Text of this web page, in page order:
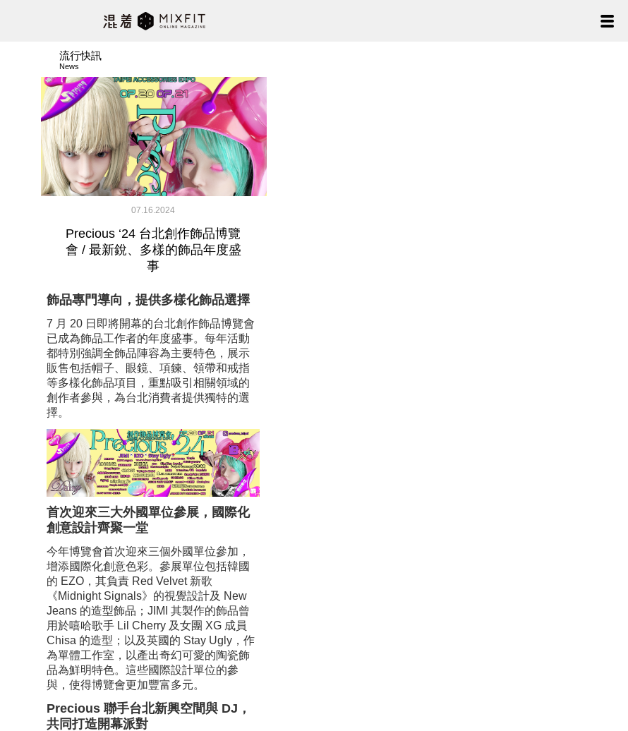
流行快訊
News
07.16.2024
Precious ‘24 台北創作飾品博覽
會 / 最新銳、多樣的飾品年度盛
事
飾品專門導向，提供多樣化飾品選擇
7 月 20 日即將開幕的台北創作飾品博覽會
已成為飾品工作者的年度盛事。每年活動
都特別強調全飾品陣容為主要特色，展示
販售包括帽子、眼鏡、項鍊、領帶和戒指
等多樣化飾品項目，重點吸引相關領域的
創作者參與，為台北消費者提供獨特的選
擇。
首次迎來三大外國單位參展，國際化
創意設計齊聚一堂
今年博覽會首次迎來三個外國單位參加，
增添國際化創意色彩。參展單位包括韓國
的 EZO，其負責 Red Velvet 新歌
《Midnight Signals》的視覺設計及 New
Jeans 的造型飾品；JIMI 其製作的飾品曾
用於嘻哈歌手 Lil Cherry 及女團 XG 成員
Chisa 的造型；以及英國的 Stay Ugly，作
為單體工作室，以產出奇幻可愛的陶瓷飾
品為鮮明特色。這些國際設計單位的參
與，使得博覽會更加豐富多元。
Precious 聯手台北新興空間與 DJ，
共同打造開幕派對